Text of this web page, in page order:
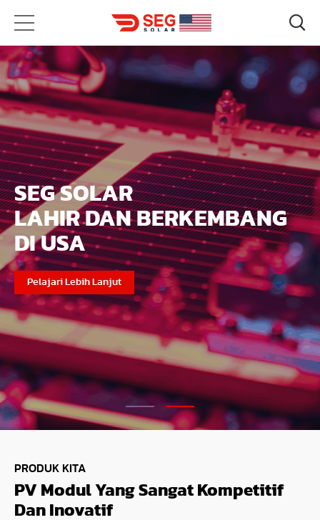
MENERANGI
DUNIA DENGAN
ALPINE N SERIES
Pelajari Lebih Lanjut
PRODUK KITA
PV Modul Yang Sangat Kompetitif
Dan Inovatif